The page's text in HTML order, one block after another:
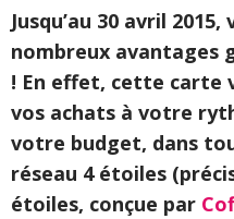
Jusqu’au 30 avril
nombreux avantages
! En effet, cette carte
vos achats à votre
votre budget, dans
réseau 4 étoiles
étoiles, conçue par